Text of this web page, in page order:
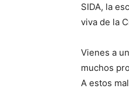
SIDA, la
viva de la
Vienes a
muchos
A estos